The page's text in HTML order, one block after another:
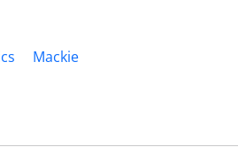
Mackie